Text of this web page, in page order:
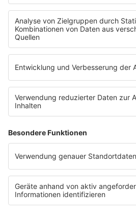
Partner
WERBUNG
Leistungen und Produkte
Mediadaten und Preisliste
Ansprechpartner
RECHTLICHES
Datenschutz
Datenschutzeinstellungen
Datenverarbeitung bei Gewinnspielen
Teilnahmebedingungen
Bildnachweise
KI-Leitlinie